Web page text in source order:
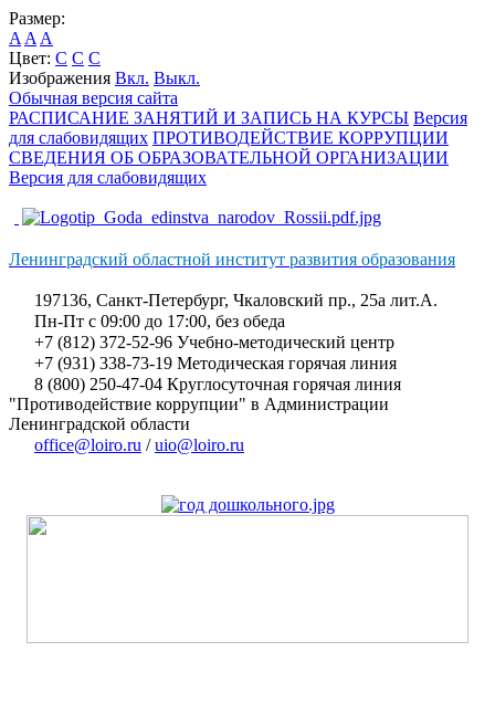
Размер:
A A A
Цвет: C C C
Изображения Вкл. Выкл.
Обычная версия сайта
РАСПИСАНИЕ ЗАНЯТИЙ И ЗАПИСЬ НА КУРСЫ Версия
для слабовидящих ПРОТИВОДЕЙСТВИЕ КОРРУПЦИИ
СВЕДЕНИЯ ОБ ОБРАЗОВАТЕЛЬНОЙ ОРГАНИЗАЦИИ
Версия для слабовидящих
Ленинградский областной институт развития образования
197136, Санкт-Петербург, Чкаловский пр., 25а лит.А.
Пн-Пт с 09:00 до 17:00, без обеда
+7 (812) 372-52-96 Учебно-методический центр
+7 (931) 338-73-19 Методическая горячая линия
8 (800) 250-47-04 Круглосуточная горячая линия
"Противодействие коррупции" в Администрации
Ленинградской области
office@loiro.ru /uio@loiro.ru